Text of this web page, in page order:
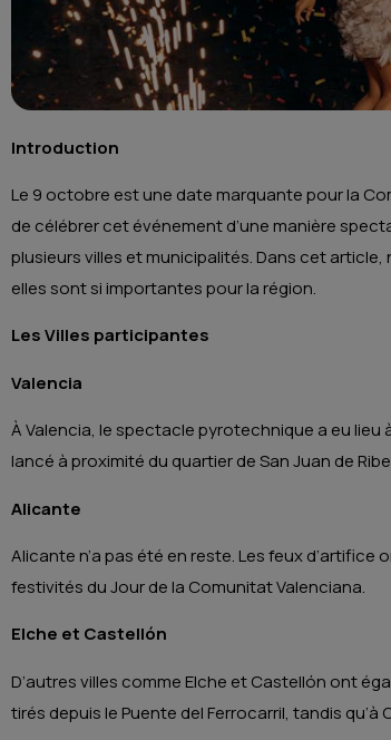
Introduction
Le 9 octobre est une date marquante pour la
de célébrer cet événement d’une manière
plusieurs villes et municipalités. Dans cet
elles sont si importantes pour la région.
Les Villes participantes
Valencia
À Valencia, le spectacle pyrotechnique a eu lieu
lancé à proximité du quartier de San Juan de
Alicante
Alicante n’a pas été en reste. Les feux d’artifice
festivités du Jour de la Comunitat Valenciana.
Elche et Castellón
D’autres villes comme Elche et Castellón ont
tirés depuis le Puente del Ferrocarril, tandis